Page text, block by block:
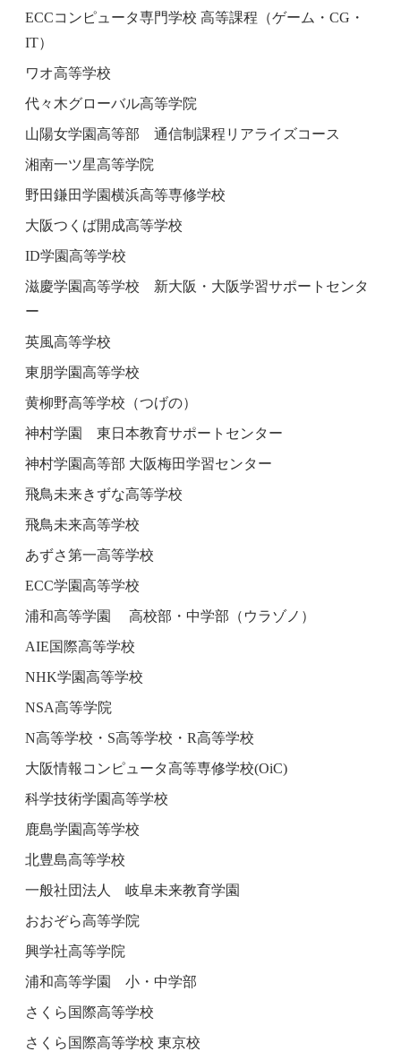
ECCコンピュータ専門学校 高等課程（ゲーム・CG・
IT）
ワオ高等学校
代々木グローバル高等学院
山陽女学園高等部 通信制課程リアライズコース
湘南一ツ星高等学院
野田鎌田学園横浜高等専修学校
大阪つくば開成高等学校
ID学園高等学校
滋慶学園高等学校 新大阪・大阪学習サポートセンタ
ー
英風高等学校
東朋学園高等学校
黄柳野高等学校（つげの）
神村学園 東日本教育サポートセンター
神村学園高等部 大阪梅田学習センター
飛鳥未来きずな高等学校
飛鳥未来高等学校
あずさ第一高等学校
ECC学園高等学校
浦和高等学園 高校部・中学部（ウラゾノ）
AIE国際高等学校
NHK学園高等学校
NSA高等学院
N高等学校・S高等学校・R高等学校
大阪情報コンピュータ高等専修学校(OiC)
科学技術学園高等学校
鹿島学園高等学校
北豊島高等学校
一般社団法人 岐阜未来教育学園
おおぞら高等学院
興学社高等学院
浦和高等学園 小・中学部
さくら国際高等学校
さくら国際高等学校 東京校